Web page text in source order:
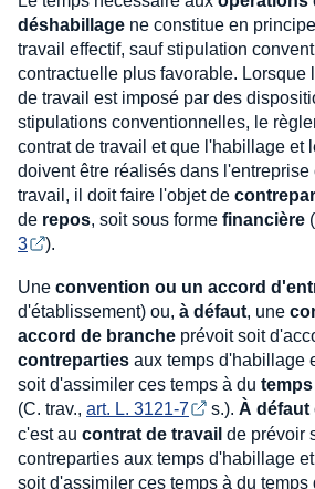
déshabillage ne constitue en
travail effectif, sauf stipulation
contractuelle plus favorable. Lorsque
de travail est imposé par des
stipulations conventionnelles, le
contrat de travail et que l'habillage et
doivent être réalisés dans
travail, il doit faire l'objet de
de repos, soit sous forme financière
3
).
Une convention ou un accord
d'établissement) ou, à défaut, une
accord de branche prévoit soit
contreparties aux temps d'habillage
soit d'assimiler ces temps à du
(C. trav., art. L. 3121-7 s.). À défaut
c'est au contrat de travail de prévoir
contreparties aux temps d'habillage
soit d'assimiler ces temps à du temps